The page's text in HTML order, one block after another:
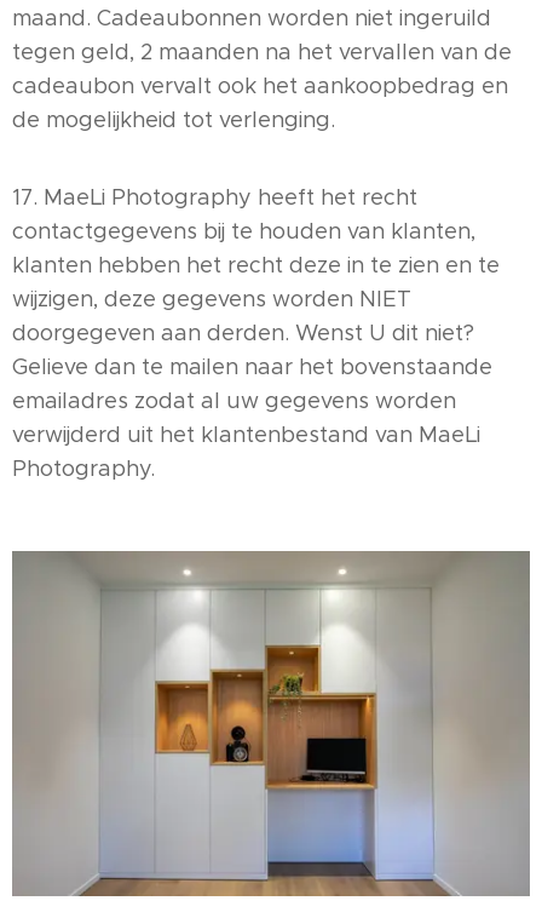
maand. Cadeaubonnen worden niet ingeruild
tegen geld, 2 maanden na het vervallen van de
cadeaubon vervalt ook het aankoopbedrag en
de mogelijkheid tot verlenging.
17. MaeLi Photography heeft het recht
contactgegevens bij te houden van klanten,
klanten hebben het recht deze in te zien en te
wijzigen, deze gegevens worden NIET
doorgegeven aan derden. Wenst U dit niet?
Gelieve dan te mailen naar het bovenstaande
emailadres zodat al uw gegevens worden
verwijderd uit het klantenbestand van MaeLi
Photography.